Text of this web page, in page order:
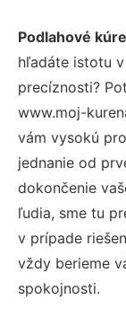
Podlahové
hľadáte istotu
precíznosti?
www.moj-
vám vysokú
jednanie od
dokončenie
ľudia, sme tu
v prípade
vždy berieme
spokojnosti.